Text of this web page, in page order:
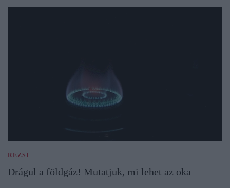
REZSI
Drágul a földgáz! Mutatjuk, mi lehet az oka